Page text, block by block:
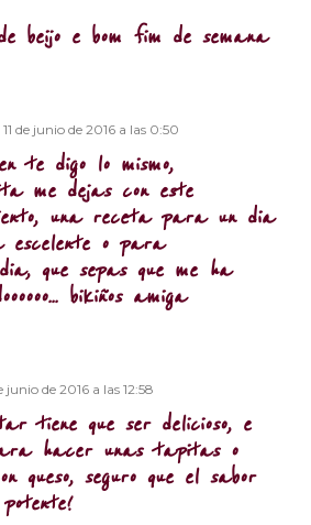
beijo e bom fim de semana
11 de junio de 2016 a las 0:50
te digo lo mismo,
me dejas con este
una receta para un dia
escelente o para
que sepas que me ha
bikiños amiga
junio de 2016 a las 12:58
tiene que ser delicioso, e
hacer unas tapitas o
queso, seguro que el sabor